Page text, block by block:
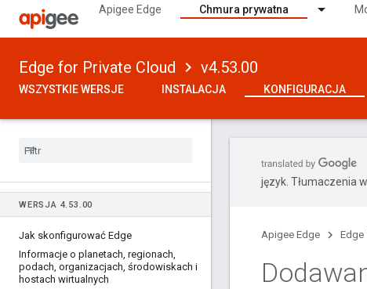
Apigee Edge Chmura prywatna
Edge for Private Cloud v4.53.00
WSZYSTKIE WERSJE INSTALACJA KONFIGURACJA
WERSJA 4. 53 .00
Jak skonfigurować Edge
Informacje o planetach, regionach,
podach, organizacjach, środowiskach i
hostach wirtualnych
język. Tłumaczenia
Apigee Edge Edge